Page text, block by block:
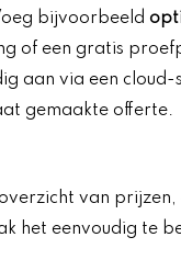
bijvoorbeeld
of een gratis
aan via een cloud-
gemaakte offerte.
van prijzen,
het eenvoudig te